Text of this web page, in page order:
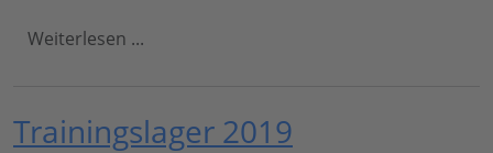
Weiterlesen ...
Trainingslager 2019